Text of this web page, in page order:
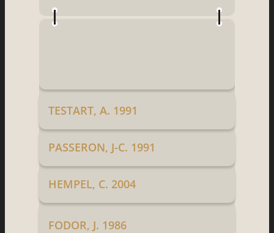
TESTART, A. 1991
PASSERON, J-C. 1991
HEMPEL, C. 2004
FODOR, J. 1986